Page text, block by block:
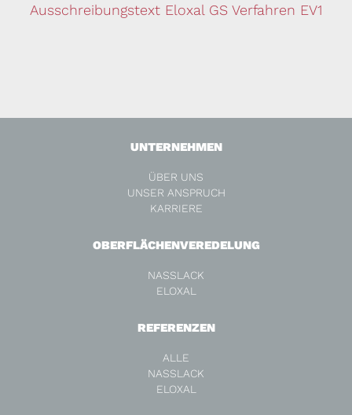
Ausschreibungstext Eloxal GS Verfahren EV1
UNTERNEHMEN
ÜBER UNS
UNSER ANSPRUCH
KARRIERE
OBERFLÄCHENVEREDELUNG
NASSLACK
ELOXAL
REFERENZEN
ALLE
NASSLACK
ELOXAL